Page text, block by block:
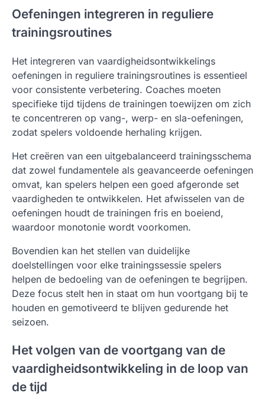
Oefeningen integreren in reguliere
trainingsroutines
Het integreren van vaardigheidsontwikkelings
oefeningen in reguliere trainingsroutines is essentieel
voor consistente verbetering. Coaches moeten
specifieke tijd tijdens de trainingen toewijzen om zich
te concentreren op vang-, werp- en sla-oefeningen,
zodat spelers voldoende herhaling krijgen.
Het creëren van een uitgebalanceerd trainingsschema
dat zowel fundamentele als geavanceerde oefeningen
omvat, kan spelers helpen een goed afgeronde set
vaardigheden te ontwikkelen. Het afwisselen van de
oefeningen houdt de trainingen fris en boeiend,
waardoor monotonie wordt voorkomen.
Bovendien kan het stellen van duidelijke
doelstellingen voor elke trainingssessie spelers
helpen de bedoeling van de oefeningen te begrijpen.
Deze focus stelt hen in staat om hun voortgang bij te
houden en gemotiveerd te blijven gedurende het
seizoen.
Het volgen van de voortgang van de
vaardigheidsontwikkeling in de loop van
de tijd